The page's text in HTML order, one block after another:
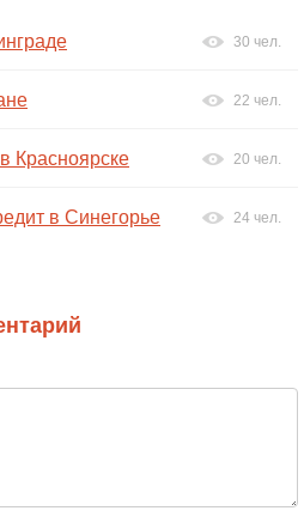
30 чел.
22 чел.
Красноярске 20 чел.
в Синегорье 24 чел.